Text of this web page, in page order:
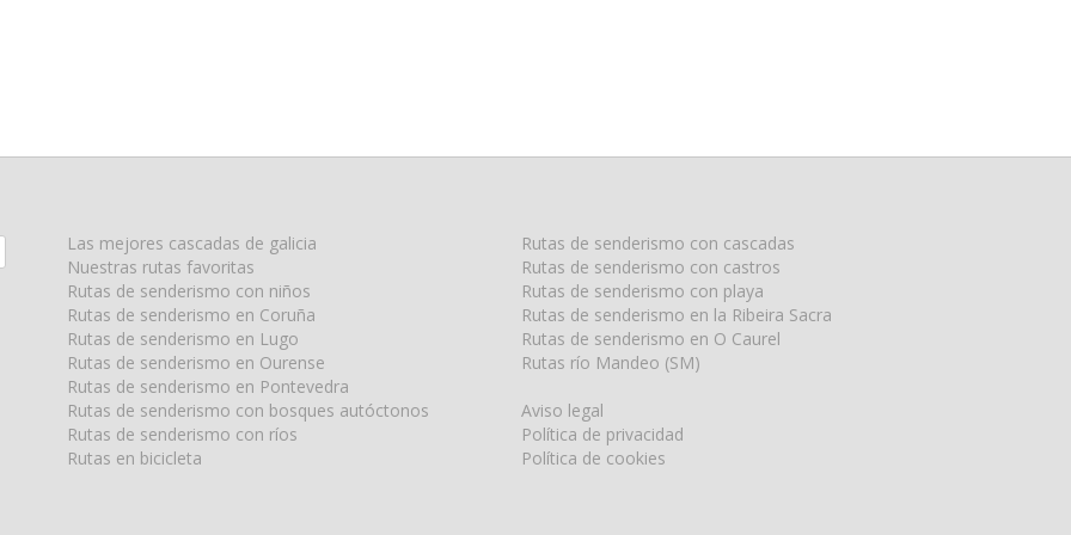
Las mejores cascadas de galicia
Nuestras rutas favoritas
Rutas de senderismo con niños
Rutas de senderismo en Coruña
Rutas de senderismo en Lugo
Rutas de senderismo en Ourense
Rutas de senderismo en Pontevedra
Rutas de senderismo con bosques autóctonos
Rutas de senderismo con ríos
Rutas en bicicleta
Rutas de senderismo con cascadas
Rutas de senderismo con castros
Rutas de senderismo con playa
Rutas de senderismo en la Ribeira Sacra
Rutas de senderismo en O Caurel
Rutas río Mandeo (SM)
Aviso legal
Política de privacidad
Política de cookies